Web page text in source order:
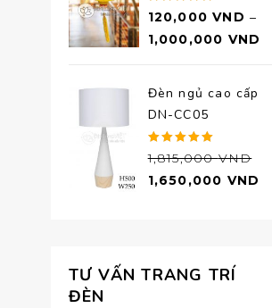
Được xếp
5 sao
120,000VND –
1,000,000 VND
Đèn ngủ cao cấp
DN-CC05
Được xếp
5 sao
1,815,000VND
1,650,000 VND
TƯ VẤN TRANG TRÍ
ĐÈN